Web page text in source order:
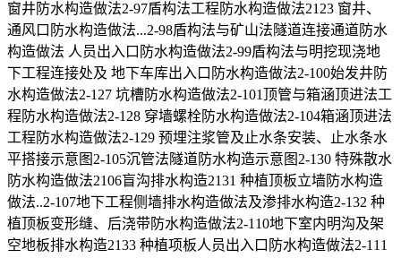
窗井防水构造做法2-97盾构法工程防水构造做法2123 窗井、
通风口防水构造做法...2-98盾构法与矿山法隧道连接通道防水
构造做法 人员出入口防水构造做法2-99盾构法与明挖现浇地
下工程连接处及 地下车库出入口防水构造做法2-100始发井防
水构造做法2-127 坑槽防水构造做法2-101顶管与箱涵顶进法工
程防水构造做法2-128 穿墙螺栓防水构造做法2-104箱涵顶进法
工程防水构造做法2-129 预埋注浆管及止水条安装、止水条水
平搭接示意图2-105沉管法隧道防水构造示意图2-130 特殊散水
防水构造做法2106盲沟排水构造2131 种植顶板立墙防水构造
做法..2-107地下工程侧墙排水构造做法及渗排水构造2-132 种
植顶板变形缝、后浇带防水构造做法2-110地下室内明沟及架
空地板排水构造2133 种植项板人员出入口防水构造做法2-111